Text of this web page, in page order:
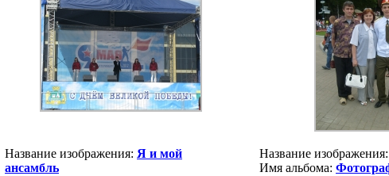
Название изображения: Я и мой
ансамбль
Название изображения:
Имя альбома: